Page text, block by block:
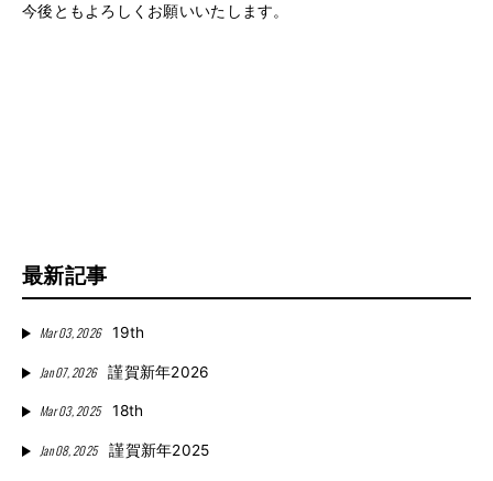
今後ともよろしくお願いいたします。
最新記事
Mar 03, 2026 19th
Jan 07, 2026 謹賀新年2026
Mar 03, 2025 18th
Jan 08, 2025 謹賀新年2025